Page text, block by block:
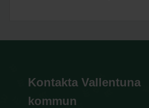
Kontakta Vallentuna
kommun